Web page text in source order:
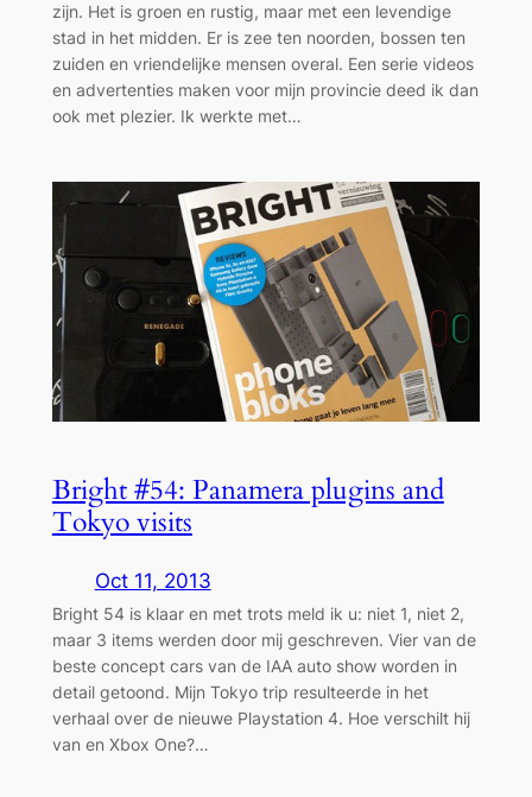
zijn. Het is groen en rustig, maar met een levendige
stad in het midden. Er is zee ten noorden, bossen ten
zuiden en vriendelijke mensen overal. Een serie videos
en advertenties maken voor mijn provincie deed ik dan
ook met plezier. Ik werkte met…
Bright #54: Panamera plugins and
Tokyo visits
Oct 11, 2013
Bright 54 is klaar en met trots meld ik u: niet 1, niet 2,
maar 3 items werden door mij geschreven. Vier van de
beste concept cars van de IAA auto show worden in
detail getoond. Mijn Tokyo trip resulteerde in het
verhaal over de nieuwe Playstation 4. Hoe verschilt hij
van en Xbox One?…